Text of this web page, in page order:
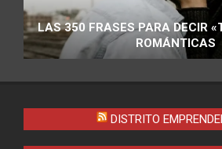
LAS 350 FRASES PARA DECIR
ROMÁNTICAS
DISTRITO